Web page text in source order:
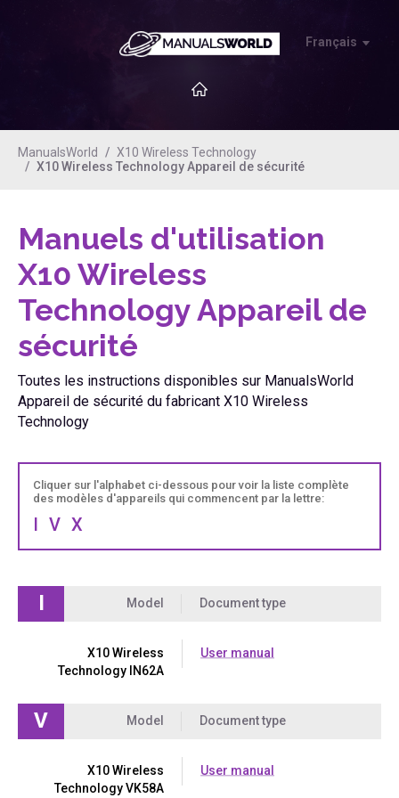
Français
ManualsWorld
X10 Wireless Technology
X10 Wireless Technology Appareil de sécurité
Manuels d'utilisation
X10 Wireless
Technology Appareil de
sécurité
Toutes les instructions disponibles sur ManualsWorld
Appareil de sécurité du fabricant X10 Wireless
Technology
Cliquer sur l'alphabet ci-dessous pour voir la liste complète
des modèles d'appareils qui commencent par la lettre:
I V X
I Model Document type
X10 Wireless
Technology IN62A
User manual
V Model Document type
X10 Wireless
Technology VK58A
User manual